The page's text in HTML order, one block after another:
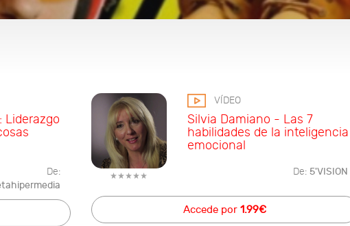
Liderazgo
De:
VÍDEO
Silvia Damiano - Las 7
habilidades de la inteligencia
emocional
De: 5'VISION
Accede por 1.99€